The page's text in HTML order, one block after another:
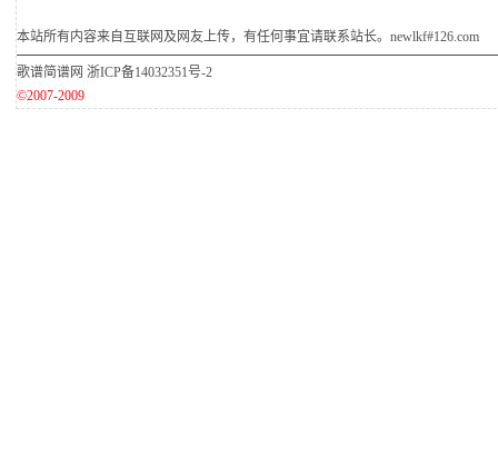
本站所有内容来自互联网及网友上传，有任何事宜请联系站长。newlkf#126.com
歌谱简谱网 浙ICP备14032351号-2
©2007-2009